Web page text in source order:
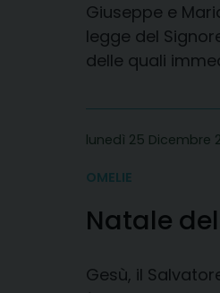
Giuseppe e
legge del
delle quali
lunedì 25 Dicembre
OMELIE
Natale
Gesù, il